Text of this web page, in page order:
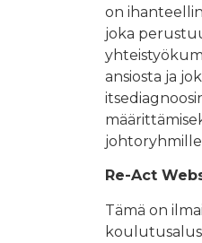
on
joka
ansiosta ja
Re-Act
Tämä on